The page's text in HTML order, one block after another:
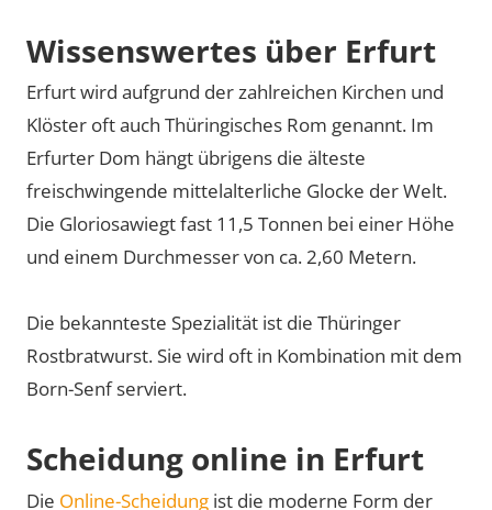
Wissenswertes über Erfurt
Erfurt wird aufgrund der zahlreichen Kirchen und
Klöster oft auch Thüringisches Rom genannt. Im
Erfurter Dom hängt übrigens die älteste
freischwingende mittelalterliche Glocke der Welt.
Die Gloriosawiegt fast 11,5 Tonnen bei einer Höhe
und einem Durchmesser von ca. 2,60 Metern.
Die bekannteste Spezialität ist die Thüringer
Rostbratwurst. Sie wird oft in Kombination mit dem
Born-Senf serviert.
Scheidung online in Erfurt
Die Online-Scheidung ist die moderne Form der